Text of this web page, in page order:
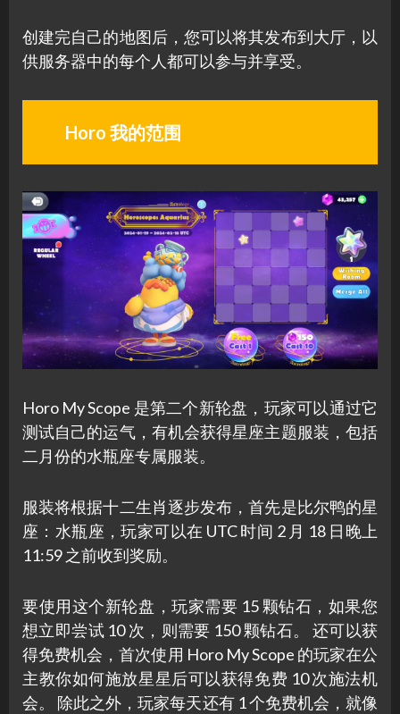
创建完自己的地图后，您可以将其发布到大厅，以
供服务器中的每个人都可以参与并享受。
Horo 我的范围
Horo My Scope 是第二个新轮盘，玩家可以通过它
测试自己的运气，有机会获得星座主题服装，包括
二月份的水瓶座专属服装。
服装将根据十二生肖逐步发布，首先是比尔鸭的星
座：水瓶座，玩家可以在 UTC 时间 2 月 18 日晚上
11:59 之前收到奖励。
要使用这个新轮盘，玩家需要 15 颗钻石，如果您
想立即尝试 10 次，则需要 150 颗钻石。 还可以获
得免费机会，首次使用 Horo My Scope 的玩家在公
主教你如何施放星星后可以获得免费 10 次施法机
会。 除此之外，玩家每天还有 1 个免费机会，就像